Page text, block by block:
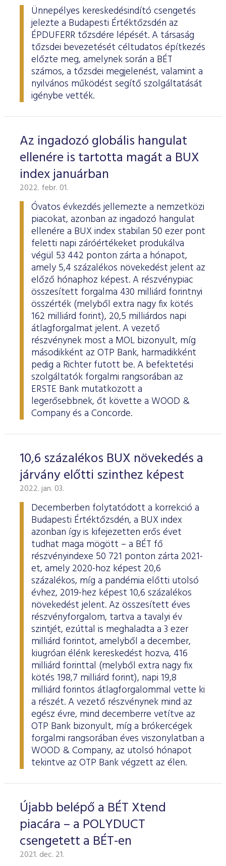
Ünnepélyes kereskedésindító csengetés
jelezte a Budapesti Értéktőzsdén az
ÉPDUFERR tőzsdére lépését. A társaság
tőzsdei bevezetését céltudatos építkezés
előzte meg, amelynek során a BÉT
számos, a tőzsdei megjelenést, valamint a
nyilvános működést segítő szolgáltatását
igénybe vették.
Az ingadozó globális hangulat
ellenére is tartotta magát a BUX
index januárban
2022. febr. 01.
Óvatos évkezdés jellemezte a nemzetközi
piacokat, azonban az ingadozó hangulat
ellenére a BUX index stabilan 50 ezer pont
feletti napi záróértékeket produkálva
végül 53 442 ponton zárta a hónapot,
amely 5,4 százalékos növekedést jelent az
előző hónaphoz képest. A részvénypiac
összesített forgalma 430 milliárd forintnyi
összérték (melyből extra nagy fix kötés
162 milliárd forint), 20,5 milliárdos napi
átlagforgalmat jelent. A vezető
részvénynek most a MOL bizonyult, míg
másodikként az OTP Bank, harmadikként
pedig a Richter futott be. A befektetési
szolgáltatók forgalmi rangsorában az
ERSTE Bank mutatkozott a
legerősebbnek, őt követte a WOOD &
Company és a Concorde.
10,6 százalékos BUX növekedés a
járvány előtti szinthez képest
2022. jan. 03.
Decemberben folytatódott a korrekció a
Budapesti Értéktőzsdén, a BUX index
azonban így is kifejezetten erős évet
tudhat maga mögött – a BÉT fő
részvényindexe 50 721 ponton zárta 2021-
et, amely 2020-hoz képest 20,6
százalékos, míg a pandémia előtti utolsó
évhez, 2019-hez képest 10,6 százalékos
növekedést jelent. Az összesített éves
részvényforgalom, tartva a tavalyi év
szintjét, ezúttal is meghaladta a 3 ezer
milliárd forintot, amelyből a december,
kiugróan élénk kereskedést hozva, 416
milliárd forinttal (melyből extra nagy fix
kötés 198,7 milliárd forint), napi 19,8
milliárd forintos átlagforgalommal vette ki
a részét. A vezető részvénynek mind az
egész évre, mind decemberre vetítve az
OTP Bank bizonyult, míg a brókercégek
forgalmi rangsorában éves viszonylatban a
WOOD & Company, az utolsó hónapot
tekintve az OTP Bank végzett az élen.
Újabb belépő a BÉT Xtend
piacára – a POLYDUCT
csengetett a BÉT-en
2021. dec. 21.